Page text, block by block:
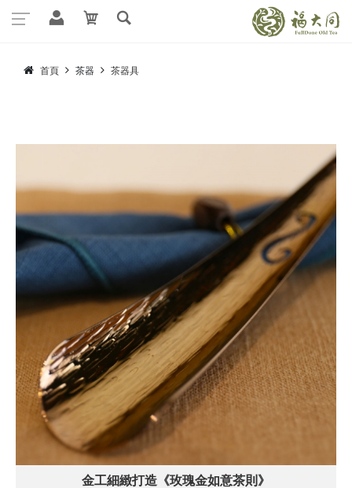
首頁 茶器 茶器具
金工細緻打造《玫瑰金如意茶則》